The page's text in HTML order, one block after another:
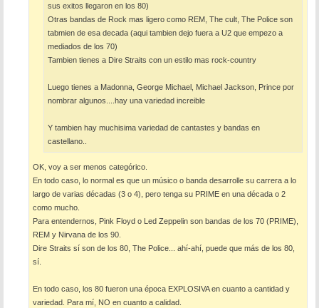
sus exitos llegaron en los 80)
Otras bandas de Rock mas ligero como REM, The cult, The Police son
tabmien de esa decada (aqui tambien dejo fuera a U2 que empezo a
mediados de los 70)
Tambien tienes a Dire Straits con un estilo mas rock-country
Luego tienes a Madonna, George Michael, Michael Jackson, Prince por
nombrar algunos....hay una variedad increible
Y tambien hay muchisima variedad de cantastes y bandas en
castellano..
OK, voy a ser menos categórico.
En todo caso, lo normal es que un músico o banda desarrolle su carrera a lo
largo de varias décadas (3 o 4), pero tenga su PRIME en una década o 2
como mucho.
Para entendernos, Pink Floyd o Led Zeppelin son bandas de los 70 (PRIME),
REM y Nirvana de los 90.
Dire Straits sí son de los 80, The Police... ahí-ahí, puede que más de los 80,
sí.
En todo caso, los 80 fueron una época EXPLOSIVA en cuanto a cantidad y
variedad. Para mí, NO en cuanto a calidad.